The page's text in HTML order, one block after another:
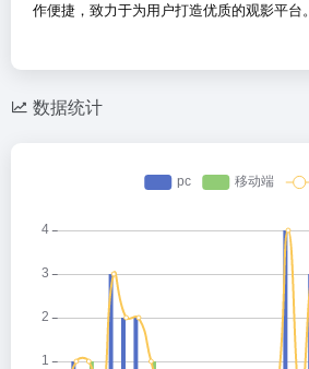
作便捷，致力于为用户打造优质的观影平台。
数据统计